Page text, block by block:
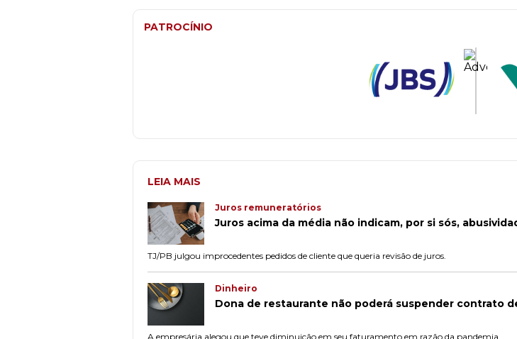
PATROCÍNIO
LEIA MAIS
Juros remuneratórios
Juros acima da média não indicam, por si sós,
TJ/PB julgou improcedentes pedidos de cliente que queria revisão de juros.
Dinheiro
Dona de restaurante não poderá suspender contrato
A empresária alegou que teve diminuição em seu faturamento em razão da pandemia.